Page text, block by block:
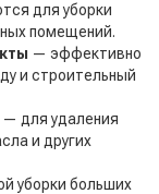
для уборки
помещений.
— эффективно
и строительный
— для удаления
и других
уборки больших